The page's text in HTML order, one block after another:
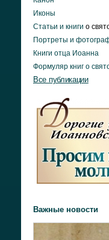
Иконы
Статьи и книги о
Портреты и
Книги отца Иоанна
Формуляр книг о
Все публикации
Важные новости